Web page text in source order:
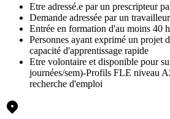
Etre adressé.e par un prescripteur
Demande adressée par un
Entrée en formation d'au moins 40
Personnes ayant exprimé un projet
capacité d'apprentissage rapide
Etre volontaire et disponible pour
journées/sem)-Profils FLE niveau
recherche d'emploi